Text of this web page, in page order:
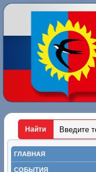
ГЛАВНАЯ
СОБЫТИЯ